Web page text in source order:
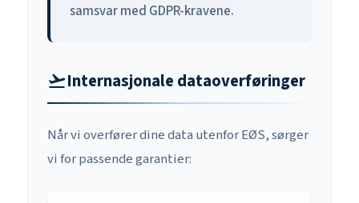
samsvar med GDPR-kravene.
flight_takeoffInternasjonale dataoverføringer
Når vi overfører dine data utenfor EØS, sørger
vi for passende garantier: